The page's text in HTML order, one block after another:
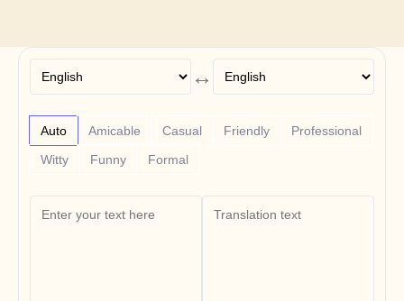
↔
Auto Amicable Casual Friendly
Professional
Witty
Funny Formal
Announcement
Partner Program
Verkoopondersteuning
Voorverkoop
Productmarketing
See more